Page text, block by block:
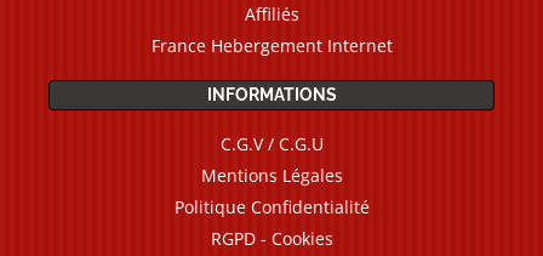
Affiliés
France Hebergement Internet
INFORMATIONS
C.G.V / C.G.U
Mentions Légales
Politique Confidentialité
RGPD - Cookies